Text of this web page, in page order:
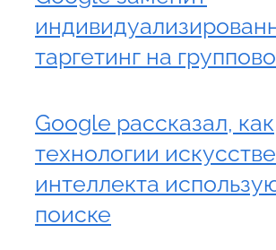
таргетинг на
Google рассказал, как
технологии
интеллекта
поиске